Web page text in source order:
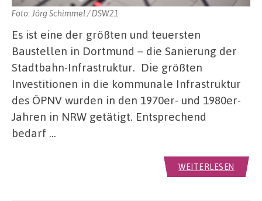
Foto: Jörg Schimmel / DSW21
Es ist eine der größten und teuersten
Baustellen in Dortmund – die Sanierung der
Stadtbahn-Infrastruktur. Die größten
Investitionen in die kommunale Infrastruktur
des ÖPNV wurden in den 1970er- und 1980er-
Jahren in NRW getätigt. Entsprechend
bedarf …
WEITERLESEN